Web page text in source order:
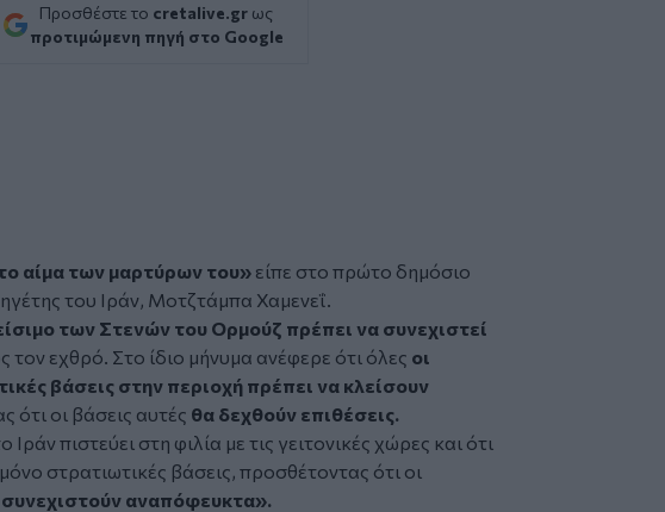
Προσθέστε το cretalive.gr ως
προτιμώμενη πηγή στο Google
αίμα των μαρτύρων του» είπε στο πρώτο δημόσιο
του Ιράν, Μοτζτάμπα Χαμενεΐ.
των Στενών του Ορμούζ πρέπει να συνεχιστεί
τον εχθρό. Στο ίδιο μήνυμα ανέφερε ότι όλες οι
βάσεις στην περιοχή πρέπει να κλείσουν
ότι οι βάσεις αυτές θα δεχθούν επιθέσεις.
πιστεύει στη φιλία με τις γειτονικές χώρες και ότι
στρατιωτικές βάσεις, προσθέτοντας ότι οι
αναπόφευκτα».